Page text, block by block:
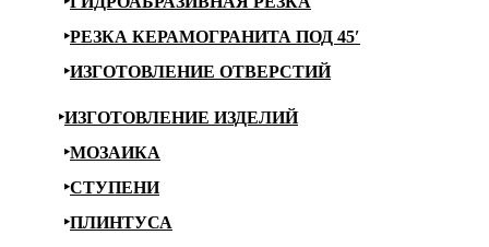
РЕЗКА КЕРАМОГРАНИТА ПОД 45′
ИЗГОТОВЛЕНИЕ ОТВЕРСТИЙ
ИЗГОТОВЛЕНИЕ ИЗДЕЛИЙ
МОЗАИКА
СТУПЕНИ
ПЛИНТУСА